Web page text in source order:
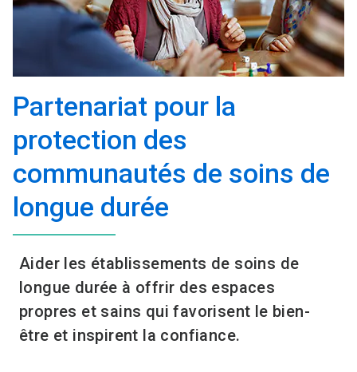
Partenariat pour la
protection des
communautés de soins de
longue durée​
Aider les établissements de soins de
longue durée à offrir des espaces
propres et sains qui favorisent le bien-
être et inspirent la confiance.